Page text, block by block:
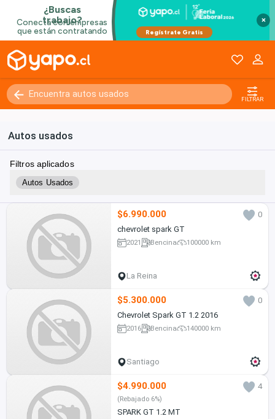
×
FILTRAR
Autos usados
Filtros aplicados
Autos Usados
$6.990.000
0
chevrolet spark GT
2021 Bencina 100000 km
La Reina
$5.300.000
0
Chevrolet Spark GT 1.2 2016
2016 Bencina 140000 km
Santiago
$4.990.000 4
(Rebajado 6%)
SPARK GT 1.2 MT